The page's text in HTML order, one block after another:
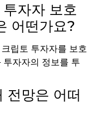
자자 보호
어떤가요?
립토 투자자를 보호
자자의 정보를 투
전망은 어떠